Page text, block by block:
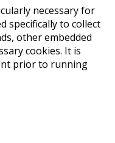
necessary for
specifically to collect
other embedded
cookies. It is
prior to running